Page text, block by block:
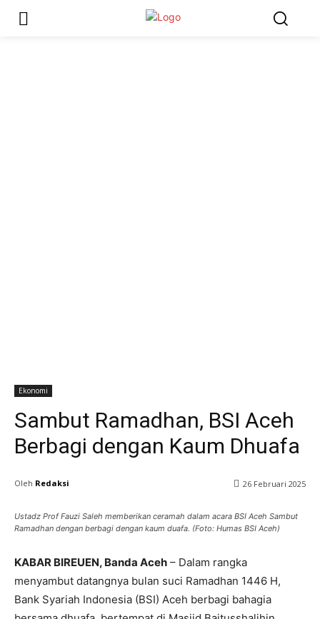
Ekonomi
Sambut Ramadhan, BSI Aceh
Berbagi dengan Kaum Dhuafa
Oleh Redaksi 26 Februari 2025
Ustadz Prof Fauzi Saleh memberikan ceramah dalam acara BSI Aceh Sambut
Ramadhan dengan berbagi dengan kaum duafa. (Foto: Humas BSI Aceh)
KABAR BIREUEN, Banda Aceh – Dalam rangka
menyambut datangnya bulan suci Ramadhan 1446 H,
Bank Syariah Indonesia (BSI) Aceh berbagi bahagia